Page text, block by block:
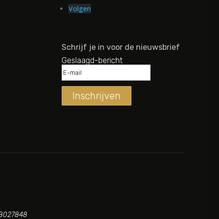
Volgen
Schrijf je in voor de nieuwsbrief
Geslaagd-bericht
Inschrijven